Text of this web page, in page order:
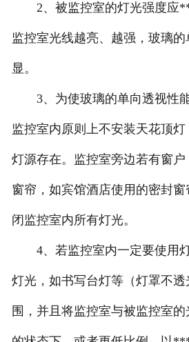
2、被监控室的灯光强度应
监控室光线越亮、越强，玻璃
显。
3、为使玻璃的单向透视性
监控室内原则上不安装天花顶
灯源存在。监控室旁边若有窗
窗帘，如宾馆酒店使用的密封
闭监控室内所有灯光。
4、若监控室内一定要使用
灯光，如书写台灯等（灯罩不
围，并且将监控室与被监控室